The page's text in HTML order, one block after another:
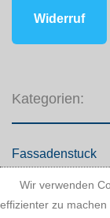
Widerruf
Kategorien:
Fassadenstuck
LED Stuckleisten
Innere
Wir verwenden
effizienter zu